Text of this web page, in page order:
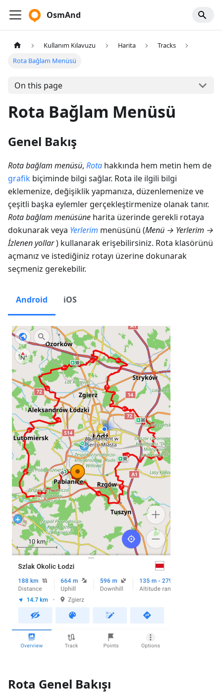
OsmAnd
Kullanım Kılavuzu Harita
Tracks
Rota Bağlam Menüsü
On this page
Rota Bağlam Menüsü
Genel Bakış
Rota bağlam menüsü, Rota hakkında hem metin hem de
grafik biçiminde bilgi sağlar. Rota ile ilgili bilgi
eklemenize, değişiklik yapmanıza, düzenlemenize ve
çeşitli başka eylemler gerçekleştirmenize olanak tanır.
Rota bağlam menüsüne harita üzerinde gerekli rotaya
dokunarak veya Yerlerim menüsünü (Menü → Yerlerim →
İzlenen yollar) kullanarak erişebilirsiniz. Rota klasörünü
açmanız ve istediğiniz rotayı üzerine dokunarak
seçmeniz gerekebilir.
Android iOS
Rota Genel Bakışı